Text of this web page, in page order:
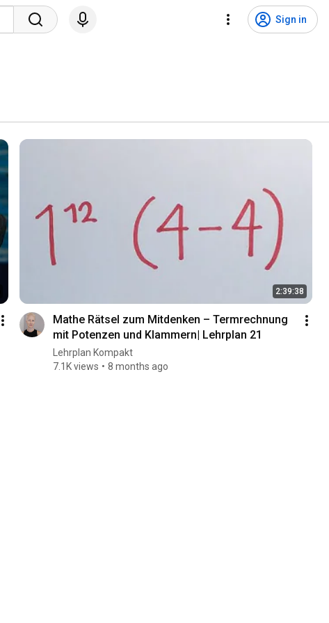
Sign in
2:39:38
Mathe Rätsel zum Mitdenken – Termrechnung
mit Potenzen und Klammern| Lehrplan 21
Lehrplan Kompakt
7.1K views
8 months ago